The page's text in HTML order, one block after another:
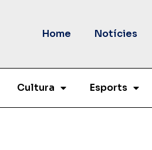
Home Notícies
Cultura Esports